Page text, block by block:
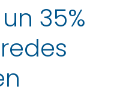
35%